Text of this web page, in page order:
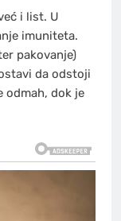
i list. U
imuniteta.
pakovanje)
da odstoji
odmah, dok je